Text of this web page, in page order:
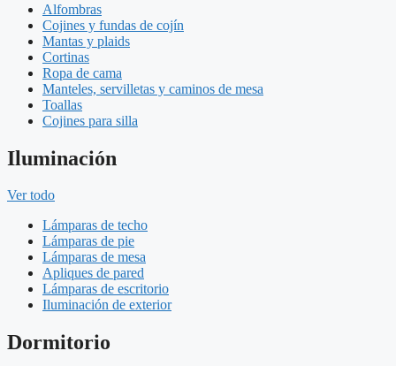
Alfombras
Cojines y fundas de cojín
Mantas y plaids
Cortinas
Ropa de cama
Manteles, servilletas y caminos de mesa
Toallas
Cojines para silla
Iluminación
Ver todo
Lámparas de techo
Lámparas de pie
Lámparas de mesa
Apliques de pared
Lámparas de escritorio
Iluminación de exterior
Dormitorio